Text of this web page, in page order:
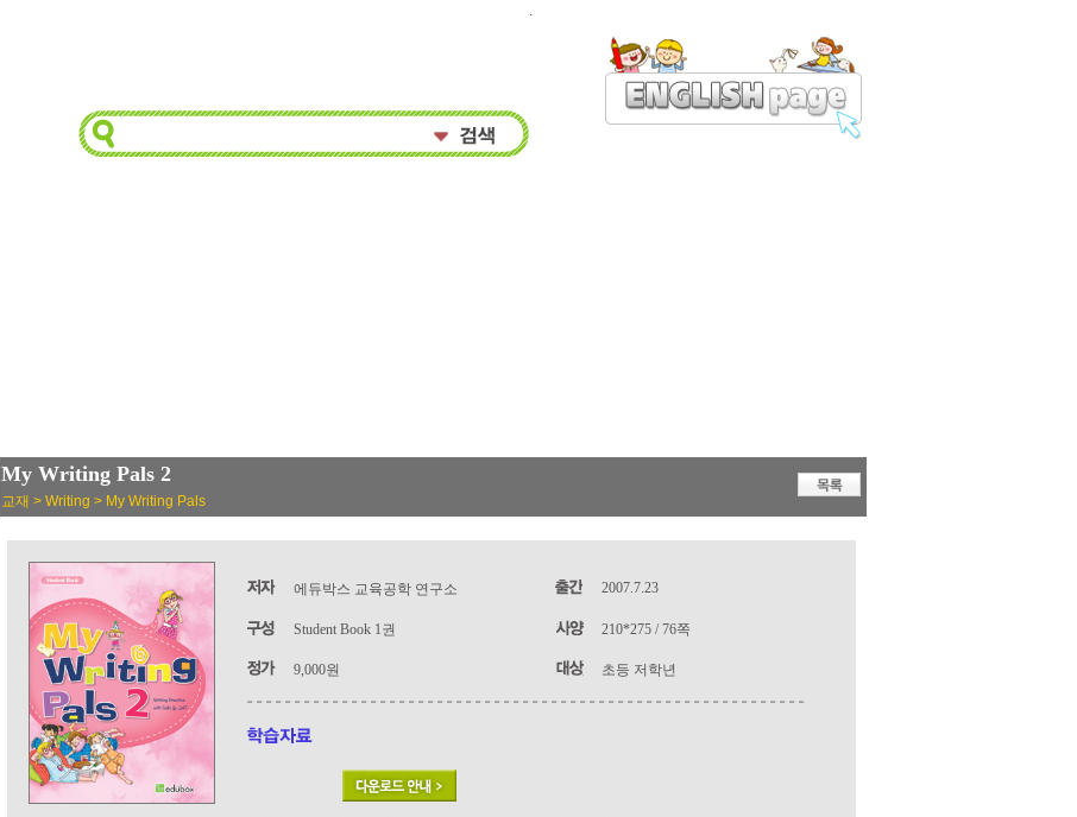
.
My Writing Pals 2
교재 > Writing > My Writing Pals
에듀박스 교육공학 연구소 2007.7.23
Student Book 1권 210*275 / 76쪽
9,000원 초등 저학년